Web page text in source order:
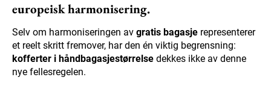
europeisk harmonisering.
Selv om harmoniseringen av gratis bagasje representerer
et reelt skritt fremover, har den én viktig begrensning:
kofferter i håndbagasjestørrelse dekkes ikke av denne
nye fellesregelen.